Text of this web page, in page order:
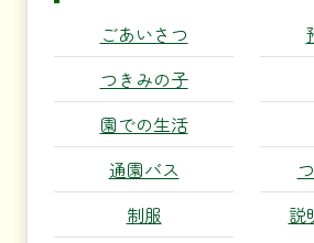
ごあいさつ
つきみの子
園での生活
通園バス
制服
説